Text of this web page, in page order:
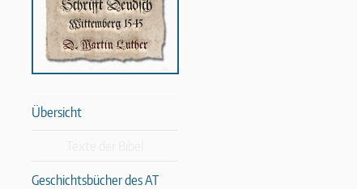
Übersicht
Geschichtsbücher des AT